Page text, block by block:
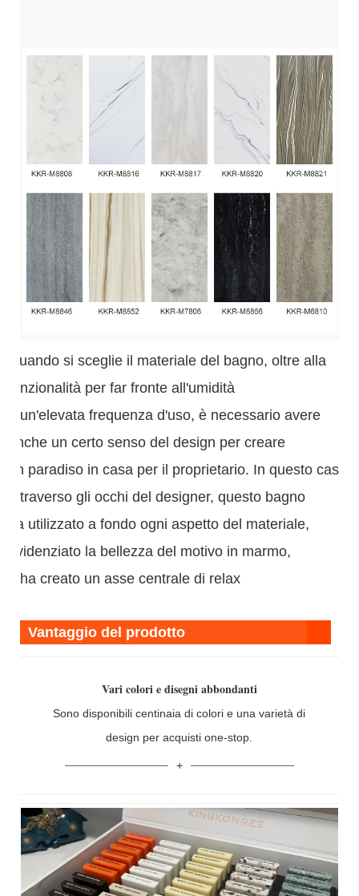
Quando si sceglie il materiale del bagno, oltre alla
funzionalità per far fronte all'umidità
e un'elevata frequenza d'uso, è necessario avere
anche un certo senso del design per creare
un paradiso in casa per il proprietario. In questo caso,
attraverso gli occhi del designer, questo bagno
ha utilizzato a fondo ogni aspetto del materiale,
evidenziato la bellezza del motivo in marmo,
e ha creato un asse centrale di relax
Vantaggio del prodotto
Vari colori e disegni abbondanti
Sono disponibili centinaia di colori e una varietà di
design per acquisti one-stop.